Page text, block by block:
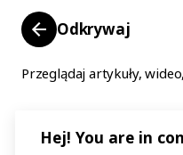
Odkrywaj
Przeglądaj artykuły,
Hej! You are in